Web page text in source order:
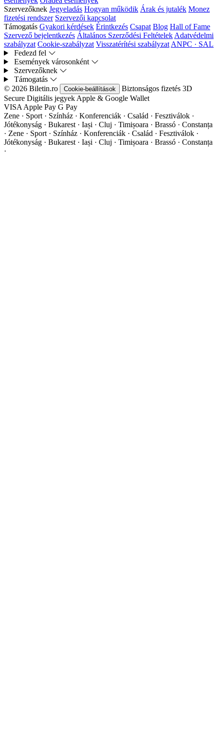
Szervezőknek Jegyeladás Hogyan működik Árak és jutalék Monez
fizetési rendszer Szervezői kapcsolat
Támogatás Gyakori kérdések Érintkezés Csapat Blog Hall of Fame
Szervező bejelentkezés Általános Szerződési Feltételek Adatvédelmi
szabályzat Cookie-szabályzat Visszatérítési szabályzat ANPC · SAL
Fedezd fel
Események városonként
Szervezőknek
Támogatás
© 2026 Biletin.ro
Cookie-beállítások Biztonságos fizetés 3D
Secure Digitális jegyek Apple & Google Wallet
VISA Apple Pay G Pay
Zene · Sport · Színház · Konferenciák · Család · Fesztiválok ·
Jótékonyság · Bukarest · Iași · Cluj · Timișoara · Brassó · Constanța
· Zene · Sport · Színház · Konferenciák · Család · Fesztiválok ·
Jótékonyság · Bukarest · Iași · Cluj · Timișoara · Brassó · Constanța
·